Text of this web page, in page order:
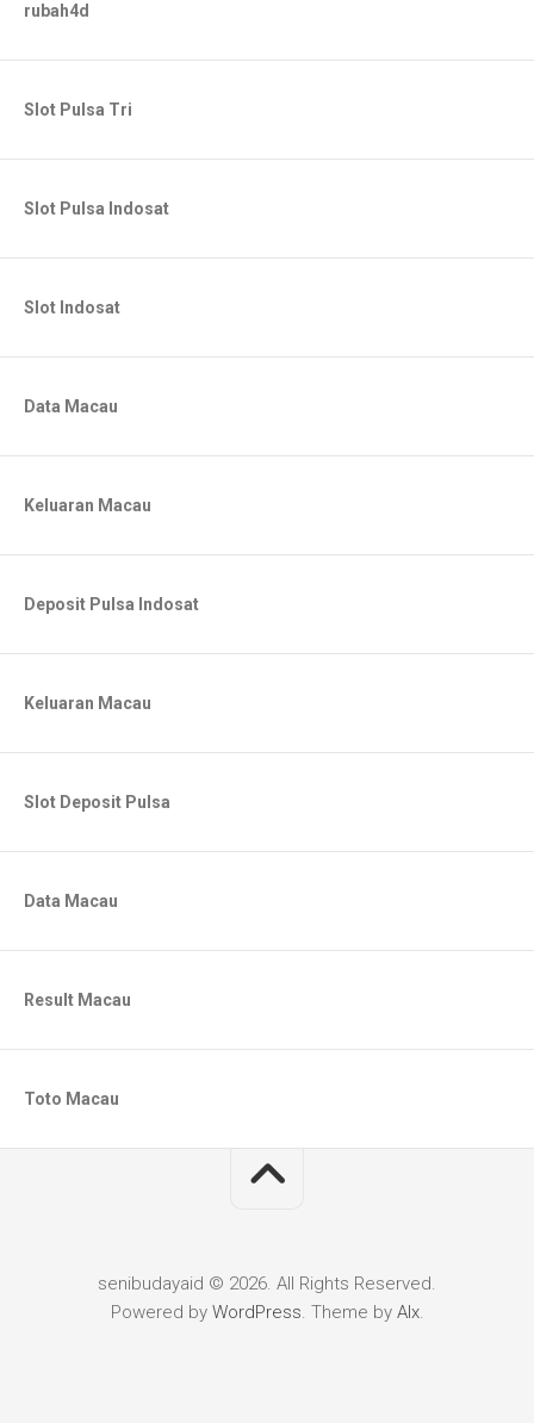
rubah4d
Slot Pulsa Tri
Slot Pulsa Indosat
Slot Indosat
Data Macau
Keluaran Macau
Deposit Pulsa Indosat
Keluaran Macau
Slot Deposit Pulsa
Data Macau
Result Macau
Toto Macau
senibudayaid © 2026. All Rights Reserved.
Powered by WordPress. Theme by Alx.